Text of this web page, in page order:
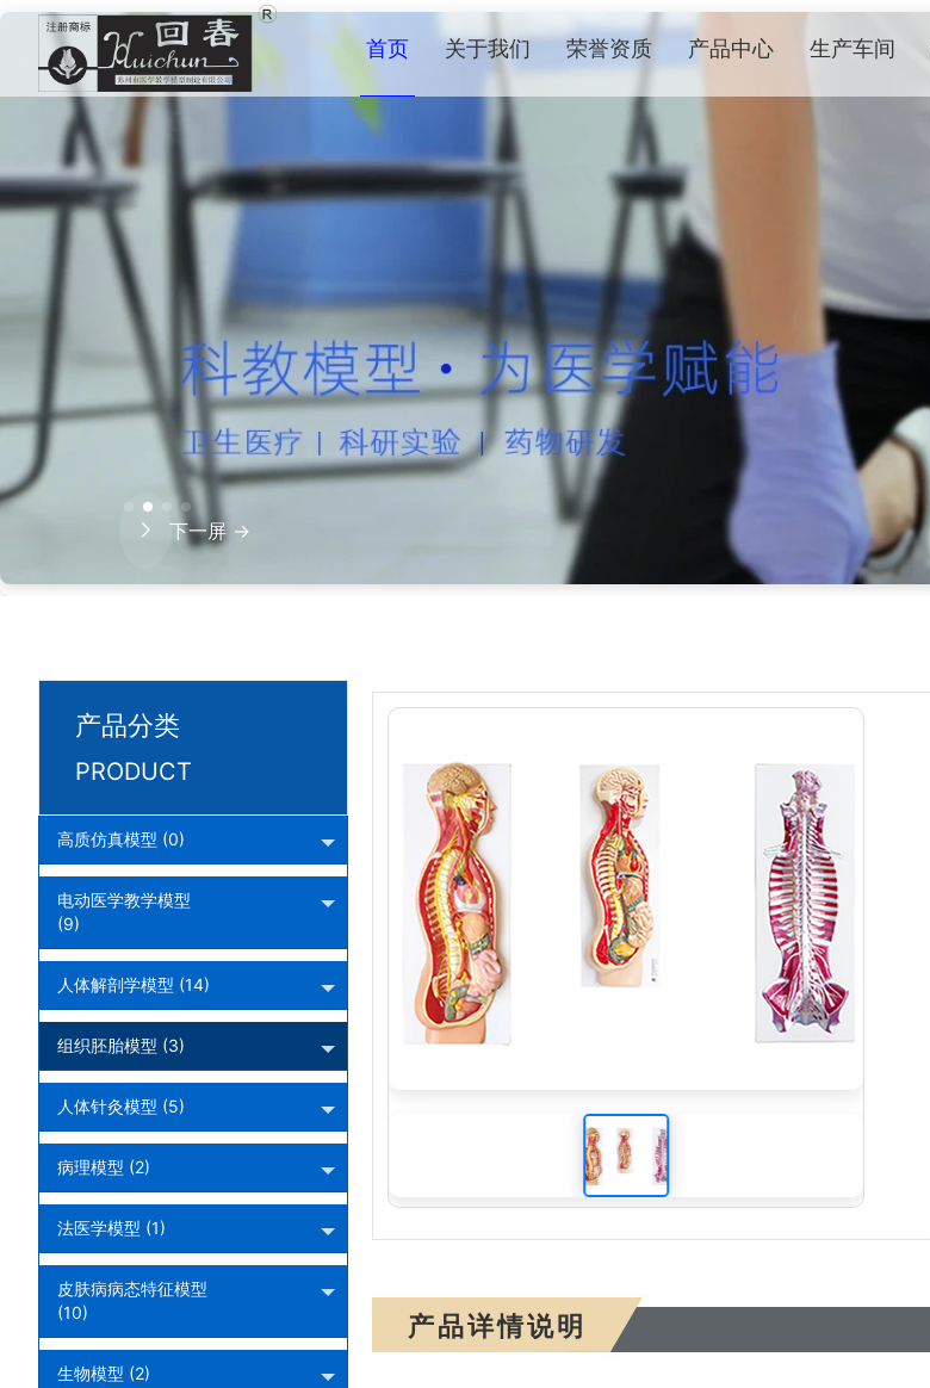
首页 关于我们 荣誉资质 产品中心 生产车间
下一屏 →
心肺复苏模拟人、心肺复苏模型人培训拯救溺水者生命
产品详情说明
产品分类
PRODUCT
高质仿真模型 (0)
电动医学教学模型
(9)
人体解剖学模型 (14)
组织胚胎模型 (3)
人体针灸模型 (5)
病理模型 (2)
法医学模型 (1)
皮肤病病态特征模型
(10)
生物模型 (2)